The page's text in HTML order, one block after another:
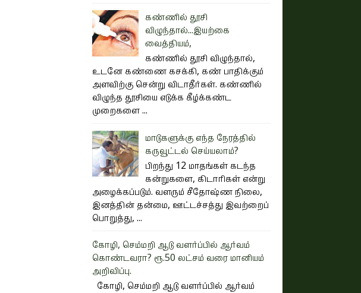
கண்ணில் தூசி
விழுந்தால்...இய‌ற்கை
வைத்தியம்,
கண்ணில் தூசி விழுந்தால்,
உடனே கண்ணை கசக்கி, கண் பாதிக்கும்
அளவிற்கு சென்று விடாதீர்கள். கண்ணில்
விழுந்த தூசியை எடுக்க கீழ்க்கண்ட
முறைகளை ...
மாடுகளுக்கு எந்த நேரத்தில்
கருவூட்டல் செய்யலாம்?
பிறந்து 12 மாதங்கள் கடந்த
கன்றுகளை, கிடாரிகள் என்று
அழைக்கப்படும். வளரும் சீதோஷ்ண நிலை,
இனத்தின் தன்மை, ஊட்டச்சத்து இவற்றைப்
பொறுத்து, ...
கோழி, செம்மறி ஆடு வளர்ப்பில் ஆர்வம்
கொண்டவரா? ரூ.50 லட்சம் வரை மானியம்
அறிவிப்பு.
கோழி, செம்மறி ஆடு வளர்ப்பில் ஆர்வம்